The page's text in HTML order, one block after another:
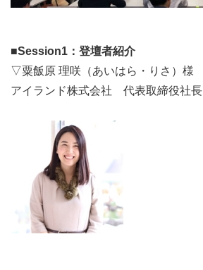
■Session1：登壇者紹介
▽粟飯原 理咲（あいはら・りさ）様
アイランド株式会社 代表取締役社長